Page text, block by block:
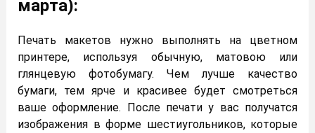
марта):
Печать макетов нужно выполнять на цветном
принтере, используя обычную, матовою или
глянцевую фотобумагу. Чем лучше качество
бумаги, тем ярче и красивее будет смотреться
ваше оформление. После печати у вас получатся
изображения в форме шестиугольников, которые